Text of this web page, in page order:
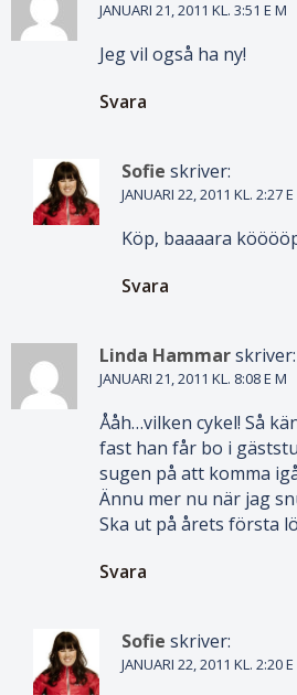
JANUARI 21, 2011 KL. 3:51 E M
Jeg vil også ha ny!
Svara
Sofie skriver:
JANUARI 22, 2011 KL. 2:27 E
Köp, baaaara
Svara
Linda Hammarskriver:
JANUARI 21, 2011 KL. 8:08 E M
Ååh…vilken cykel! Så
fast han får bo i
sugen på att komma
Ännu mer nu när jag
Ska ut på årets första
Svara
Sofie skriver:
JANUARI 22, 2011 KL. 2:20 E